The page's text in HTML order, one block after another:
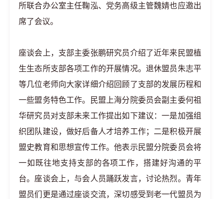
所联合办公室主任鞠泓、党务高级主管魏婧也应邀出
席了会议。
座谈会上，支部主委张鹏研究员介绍了近年来民盟植
生生态所支部各项工作的开展情况。退休盟员朱志平
等几位老师向大家详细介绍回顾了支部的发展历程和
一些盟务特色工作。民盟上海分院委员会副主委何祖
华研究员对支部未来工作提出如下建议：一是加强组
织团队建设，做好后备人才培养工作；二是积极开展
盟史教育和思想宣传工作。他表示民盟分院委员会将
一如既往地支持支部的各项工作，搭建好沟通的平
台。座谈会上，与会人员踊跃发言，讨论热烈。青年
盟员们更是通过座谈交流，深切感受到老一代盟员为